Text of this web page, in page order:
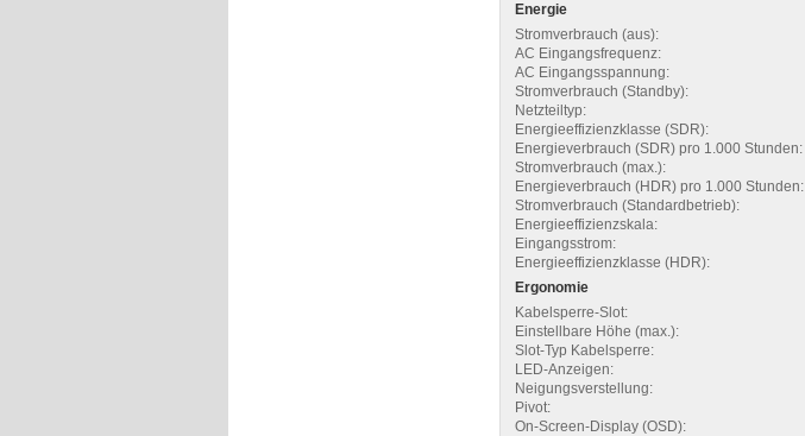
Energie
Stromverbrauch (aus):
AC Eingangsfrequenz:
AC Eingangsspannung:
Stromverbrauch (Standby):
Netzteiltyp:
Energieeffizienzklasse (SDR):
Energieverbrauch (SDR) pro 1.000 Stunden:
Stromverbrauch (max.):
Energieverbrauch (HDR) pro 1.000 Stunden:
Stromverbrauch (Standardbetrieb):
Energieeffizienzskala:
Eingangsstrom:
Energieeffizienzklasse (HDR):
Ergonomie
Kabelsperre-Slot:
Einstellbare Höhe (max.):
Slot-Typ Kabelsperre:
LED-Anzeigen:
Neigungsverstellung:
Pivot:
On-Screen-Display (OSD):